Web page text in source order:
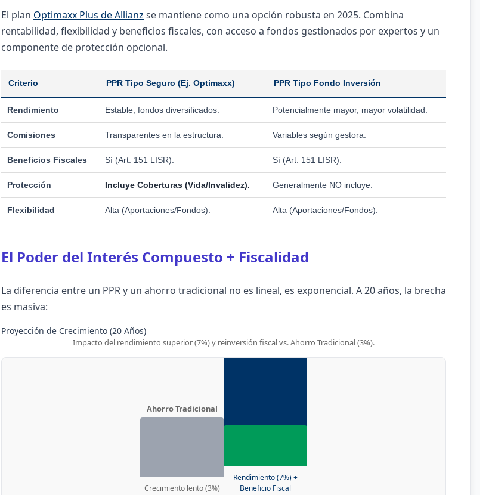
El plan Optimaxx Plus de Allianz se mantiene como una opción robusta en 2025. Combina
rentabilidad, flexibilidad y beneficios fiscales, con acceso a fondos gestionados por expertos y un
componente de protección opcional.
Criterio PPR Tipo Seguro (Ej. Optimaxx) PPR Tipo Fondo Inversión
Rendimiento Estable, fondos diversificados. Potencialmente mayor, mayor volatilidad.
Comisiones Transparentes en la estructura. Variables según gestora.
Beneficios Fiscales Sí (Art. 151 LISR). Sí (Art. 151 LISR).
Protección Incluye Coberturas (Vida/Invalidez). Generalmente NO incluye.
Flexibilidad Alta (Aportaciones/Fondos). Alta (Aportaciones/Fondos).
El Poder del Interés Compuesto + Fiscalidad
La diferencia entre un PPR y un ahorro tradicional no es lineal, es exponencial. A 20 años, la brecha
es masiva:
Proyección de Crecimiento (20 Años)
Impacto del rendimiento superior (7%) y reinversión fiscal vs. Ahorro Tradicional (3%).
Ahorro Tradicional
Crecimiento lento (3%)
Rendimiento (7%) +
Beneficio Fiscal